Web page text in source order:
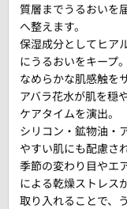
質層までうるおいを
へ整えます。
保湿成分としてヒア
にうるおいをキープ
なめらかな肌感触を
アバラ花水が肌を穏
ケアタイムを演出。
シリコン・鉱物油・
やすい肌にも配慮さ
季節の変わり目やエ
による乾燥ストレス
取り入れることで、